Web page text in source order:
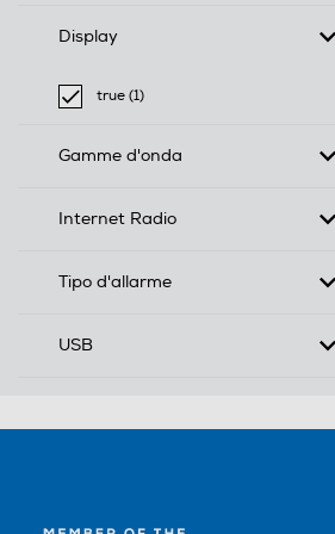
Display
true (1)
Gamme d'onda
Internet Radio
Tipo d'allarme
USB